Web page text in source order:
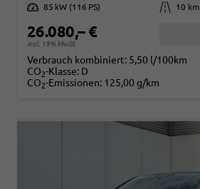
Leistung 85 kW (116 PS) Kilometerstand 10 km
26.080,– €
incl. 19% MwSt.
Verbrauch kombiniert: 5,50 l/100km
CO2-Klasse: D
CO2-Emissionen: 125,00 g/km